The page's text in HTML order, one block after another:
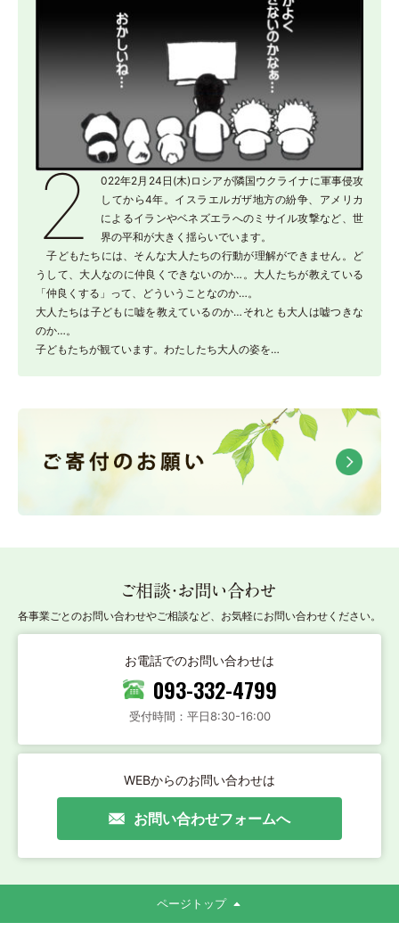
2
022年2月24日(木)ロシアが隣国ウクライナに軍事侵攻
してから4年。イスラエルガザ地方の紛争、アメリカ
によるイランやベネズエラへのミサイル攻撃など、世
界の平和が大きく揺らいでいます。
子どもたちには、そんな大人たちの行動が理解ができません。ど
うして、大人なのに仲良くできないのか…。大人たちが教えている
「仲良くする」って、どういうことなのか…。
大人たちは子どもに嘘を教えているのか…それとも大人は嘘つきな
のか…。
子どもたちが観ています。わたしたち大人の姿を…
ご相談・お問い合わせ
各事業ごとのお問い合わせやご相談など、お気軽にお問い合わせください。
お電話でのお問い合わせは
093-332-4799
受付時間：平日8:30-16:00
WEBからのお問い合わせは
お問い合わせフォームへ
ページトップ